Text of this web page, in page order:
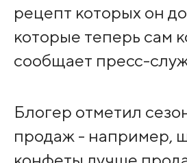
рецепт которых он
которые теперь сам
сообщает пресс-
Блогер отметил
продаж - например,